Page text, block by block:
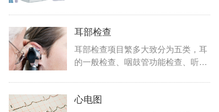
耳部检查
耳部检查项目繁多大致分为五类，耳
的一般检查、咽鼓管功能检查、听功
心电图